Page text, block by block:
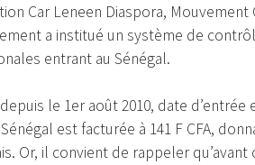
Car Leneen Diaspora,
a institué un système de
entrant au Sénégal.
le 1er août 2010, date
est facturée à 141 F CFA,
Or, il convient de rappeler